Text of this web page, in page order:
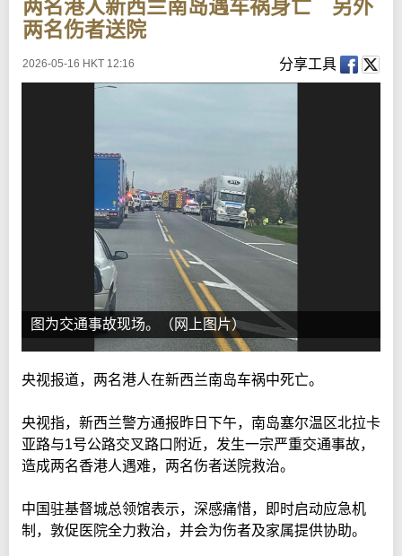
两名港人新西兰南岛遇车祸身亡 另外
两名伤者送院
2026-05-16 HKT 12:16 分享工具
图为交通事故现场。（网上图片）
央视报道，两名港人在新西兰南岛车祸中死亡。
央视指，新西兰警方通报昨日下午，南岛塞尔温区北拉卡
亚路与1号公路交叉路口附近，发生一宗严重交通事故，
造成两名香港人遇难，两名伤者送院救治。
中国驻基督城总领馆表示，深感痛惜，即时启动应急机
制，敦促医院全力救治，并会为伤者及家属提供协助。